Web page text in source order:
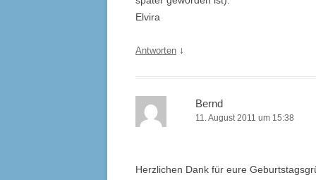
Elvira
Antworten ↓
Bernd
11. August 2011 um 15:38
Herzlichen Dank für eure